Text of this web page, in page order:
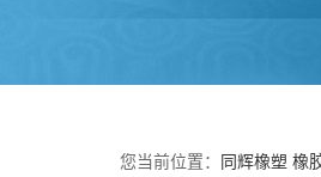
您当前位置： 同辉橡塑 橡